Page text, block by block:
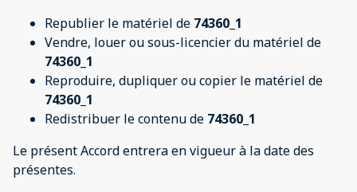
Republier le matériel de 74360_1
Vendre, louer ou sous-licencier du matériel de
74360_1
Reproduire, dupliquer ou copier le matériel de
74360_1
Redistribuer le contenu de 74360_1
Le présent Accord entrera en vigueur à la date des
présentes.